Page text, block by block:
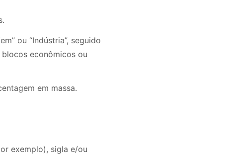
ou “Indústria”, seguido
econômicos ou
em massa.
exemplo), sigla e/ou